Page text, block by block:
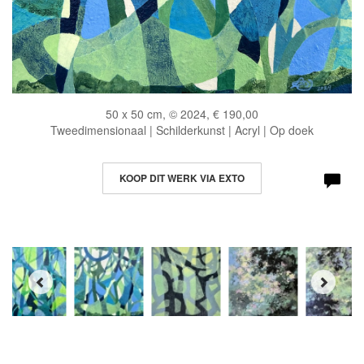
50 x 50 cm, © 2024, € 190,00
Tweedimensionaal | Schilderkunst | Acryl | Op doek
KOOP DIT WERK VIA EXTO